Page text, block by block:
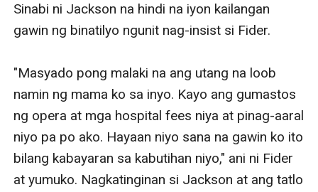
Sinabi ni Jackson na hindi na iyon kailangan
gawin ng binatilyo ngunit nag-insist si Fider.
"Masyado pong malaki na ang utang na loob
namin ng mama ko sa inyo. Kayo ang gumastos
ng opera at mga hospital fees niya at pinag-aaral
niyo pa po ako. Hayaan niyo sana na gawin ko ito
bilang kabayaran sa kabutihan niyo," ani ni Fider
at yumuko. Nagkatinginan si Jackson at ang tatlo